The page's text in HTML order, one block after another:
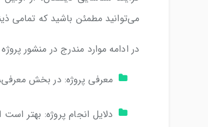
می‌توانید مطمئن باشید که تمامی
در ادامه موارد مندرج در منشور
معرفی پروژه: در بخش
دلایل انجام پروژه: بهتر